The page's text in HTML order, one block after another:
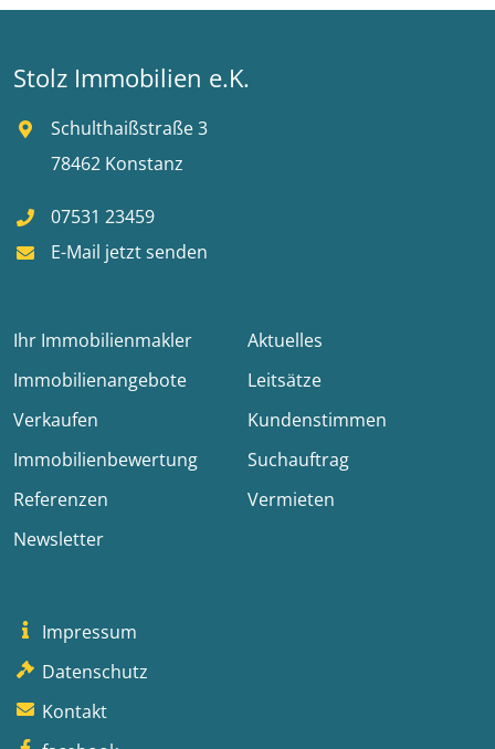
Stolz Immobilien e.K.
Schulthaißstraße 3
78462 Konstanz
07531 23459
E-Mail jetzt senden
Ihr Immobilienmakler
Aktuelles
Immobilienangebote
Leitsätze
Verkaufen
Kundenstimmen
Immobilienbewertung
Suchauftrag
Referenzen
Vermieten
Newsletter
Impressum
Datenschutz
Kontakt